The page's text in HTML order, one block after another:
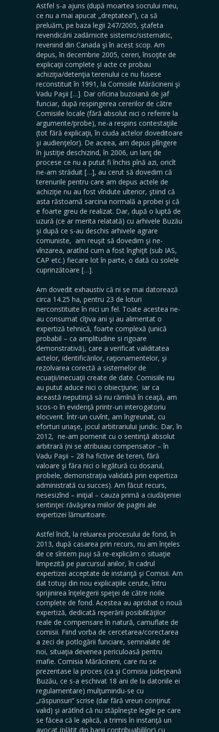
Astfel s-a ajuns (după moartea socrului meu,
ce nu a mai apucat „dreptatea”), ca să
preluăm, pe baza legii 247/2005, ştafeta
revendicării zadărnicite sistemic/sistematic,
revenind din Canada şi în acest scop. Am
depus, în decembrie 2005, cereri, însoţite de
explicaţii complete şi acte ce probau
achiziţia/detenţia terenului ce nu fusese
reconstituit în 1991, la Comisiile Mărăcineni şi
Vadu Paşii […]. Dar oficina buzoiană de jaf
funciar, după respingerea cererilor de către
Comisiile locale (fără absolut nici o referire la
argumente/probe), ne-a respins contestaţiile
(tot fără explicaţii, în ciuda actelor doveditoare
şi audienţelor). De aceea, am depus plîngere
în justiţie deschizind, în 2006, un lanţ de
procese ce nu a putut fi închis pînă azi, oricît
ne-am străduit […], au cerut să dovedim că
terenurile pentru care am depus actele de
achiziţie nu au fost vîndute ulterior, ştiind că
asta răstoarnă sarcina normală a probei şi că
e foarte greu de realizat. Dar, după o luptă de
uzură (ce ar merita relatată) cu arhivele Buzău
şi după ce s-au deschis arhivele agrare
comuniste, am reuşit să dovedim şi ne-
vînzarea, aratînd cum a fost înghiţit (sub IAS,
CAP etc.) fiecare lot în parte, o dată cu solele
cuprinzătoare […].
Am dovedit exhaustiv că ni se mai datorează
circa 14.25 ha, pentru 23 de loturi
nerconstituite în nici un fel. Toate acestea ne-
au consumat cîţiva ani şi au alimentat o
expertiză tehnică, foarte complexă (unică
probabil – ca amplitudine si rigoare
demonstrativă), care a verificat validitatea
actelor, identificărilor, raţionamentelor, şi
rezolvarea corectă a sistemelor de
ecuaţii/inecuaţii create de date. Comisiile nu
au putut aduce nici o obiecţiune; iar ca
această neputinţă să nu rămînă în ceaţă, am
scos-o în evidenţă printr-un interogatoriu
elocvent. Într-un cuvînt, am îngreunat, cu
eforturi uriaşe, jocul arbitrariului juridic. Dar, în
2012, ne-am pomenit cu o sentinţă absolut
arbitrară (ni se atribuiau compensator – în
Vadu Paşii – 28 ha fictive de teren, fără
valoare şi făra nici o legătură cu dosarul,
probele, demonstraţia validată prin expertiza
administrată cu succes). Am făcut recurs,
nesesizînd – iniţial – cauza primă a ciudăţeniei
sentinţei: răvăşirea miilor de pagini ale
expertizei lămuritoare.
Astfel încît, la reluarea procesului de fond, în
2013, după casarea prin recurs, nu am înţeles
de ce sîntem puşi să re-explicăm o situaţie
limpezită pe parcursul anilor, în cadrul
expertizei acceptate de instanţă şi Comisii. Am
dat totuşi din nou explicaţiile cerute, întru
sprijinirea înţelegerii speţei de către noile
complete de fond. Acestea au aprobat o nouă
expertiză, dedicată reperării posibilităţilor
reale de compensare în natură, camuflate de
comisii. Fiind vorba de cercetarea/corectarea
a zeci de potlogării funciare, semnalate de
noi, situaţia devenea periculoasă pentru
mafie. Comisia Mărăcineni, care nu se
prezentase la proces (ca şi Comisia judeţeană
Buzău, ce s-a eschivat 18 ani de la datoriile ei
regulamentare) mulţumindu-se cu
„răspunsuri” scrise (dar fără vreun conţinut
valid) şi arătînd că nu stăpîneşte legile pe care
se făcea că le aplică, a trimis în instanţă un
avocat (plătit din banii contribuabililor) cu